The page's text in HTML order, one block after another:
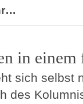
in einem
sich selbst
des